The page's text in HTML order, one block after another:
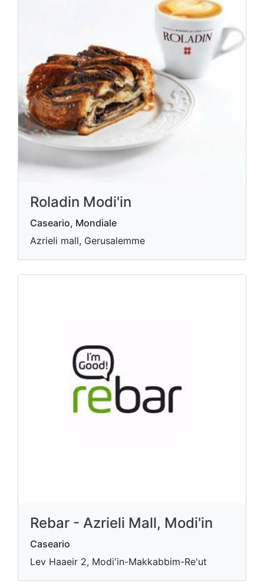
Roladin Modi'in
Caseario, Mondiale
Azrieli mall, Gerusalemme
Rebar - Azrieli Mall, Modi'in
Caseario
Lev Haaeir 2, Modi'in-Makkabbim-Re'ut